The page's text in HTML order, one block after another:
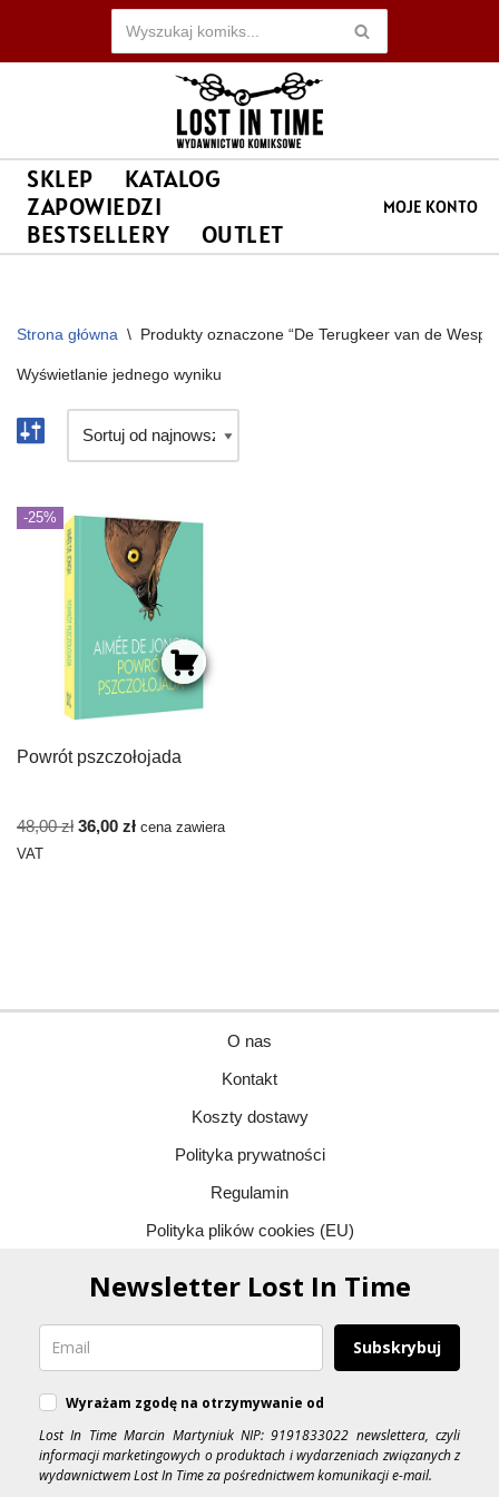
Przejdź
SKLEP
KATALOG
ZAPOWIEDZI
BESTSELLERY
OUTLET
MOJE KONTO
Strona główna \ Produkty oznaczone “De Terugkeer van de
Wyświetlanie jednego wyniku
-25%
Powrót pszczołojada
48,00zł 36,00 zł cena zawiera
VAT
O nas
Kontakt
Koszty dostawy
Polityka prywatności
Regulamin
Polityka plików cookies (EU)
Newsletter Lost In Time
Subskrybuj
Wyrażam zgodę na otrzymywanie od
Lost In Time Marcin Martyniuk NIP: 9191833022 newslettera, czyli
informacji marketingowych o produktach i wydarzeniach związanych z
wydawnictwem Lost In Time za pośrednictwem komunikacji e-mail.